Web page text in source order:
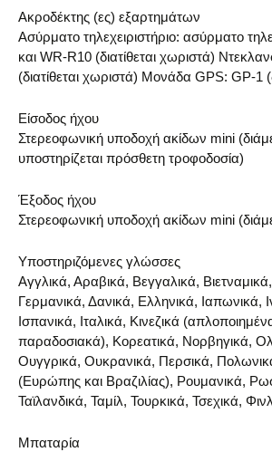
Ακροδέκτης (ες) εξαρτημάτων
Ασύρματο τηλεχειριστήριο: ασύρματο
και WR-R10 (διατίθεται χωριστά)
(διατίθεται χωριστά) Μονάδα GPS: GP-1
Είσοδος ήχου
Στερεοφωνική υποδοχή ακίδων mini
υποστηρίζεται πρόσθετη τροφοδοσία)
Έξοδος ήχου
Στερεοφωνική υποδοχή ακίδων mini
Υποστηριζόμενες γλώσσες
Αγγλικά, Αραβικά, Βεγγαλικά,
Γερμανικά, Δανικά, Ελληνικά, Ιαπωνικά,
Ισπανικά, Ιταλικά, Κινεζικά
παραδοσιακά), Κορεατικά, Νορβηγικά,
Ουγγρικά, Ουκρανικά, Περσικά,
(Ευρώπης και Βραζιλίας), Ρουμανικά,
Ταϊλανδικά, Ταμίλ, Τουρκικά, Τσεχικά,
Μπαταρία